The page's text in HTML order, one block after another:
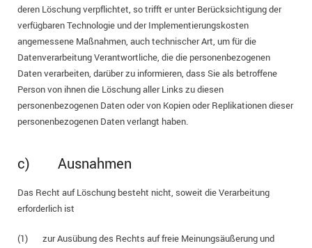
deren Löschung verpflichtet, so trifft er unter Berücksichtigung der
verfügbaren Technologie und der Implementierungskosten
angemessene Maßnahmen, auch technischer Art, um für die
Datenverarbeitung Verantwortliche, die die personenbezogenen
Daten verarbeiten, darüber zu informieren, dass Sie als betroffene
Person von ihnen die Löschung aller Links zu diesen
personenbezogenen Daten oder von Kopien oder Replikationen dieser
personenbezogenen Daten verlangt haben.
c) Ausnahmen
Das Recht auf Löschung besteht nicht, soweit die Verarbeitung
erforderlich ist
(1) zur Ausübung des Rechts auf freie Meinungsäußerung und